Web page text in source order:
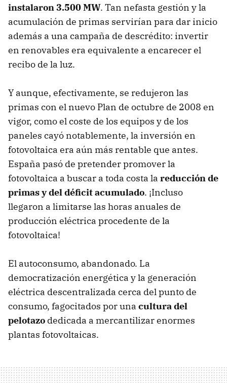
instalaron 3.500 MW. Tan nefasta gestión y la
acumulación de primas servirían para dar inicio
además a una campaña de descrédito: invertir
en renovables era equivalente a encarecer el
recibo de la luz.
Y aunque, efectivamente, se redujeron las
primas con el nuevo Plan de octubre de 2008 en
vigor, como el coste de los equipos y de los
paneles cayó notablemente, la inversión en
fotovoltaica era aún más rentable que antes.
España pasó de pretender promover la
fotovoltaica a buscar a toda costa la reducción de
primas y del déficit acumulado. ¡Incluso
llegaron a limitarse las horas anuales de
producción eléctrica procedente de la
fotovoltaica!
El autoconsumo, abandonado. La
democratización energética y la generación
eléctrica descentralizada cerca del punto de
consumo, fagocitados por una cultura del
pelotazo dedicada a mercantilizar enormes
plantas fotovoltaicas.